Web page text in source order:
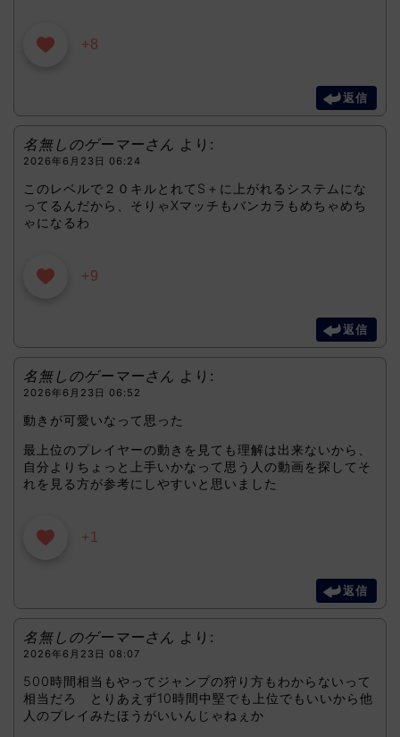
+8
返信
名無しのゲーマーさん より:
2026年6月23日 06:24
このレベルで２０キルとれてS＋に上がれるシステムにな
ってるんだから、そりゃXマッチもバンカラもめちゃめち
ゃになるわ
+9
返信
名無しのゲーマーさん より:
2026年6月23日 06:52
動きが可愛いなって思った
最上位のプレイヤーの動きを見ても理解は出来ないから、
自分よりちょっと上手いかなって思う人の動画を探してそ
れを見る方が参考にしやすいと思いました
+1
返信
名無しのゲーマーさん より:
2026年6月23日 08:07
500時間相当もやってジャンプの狩り方もわからないって
相当だろ とりあえず10時間中堅でも上位でもいいから他
人のプレイみたほうがいいんじゃねぇか